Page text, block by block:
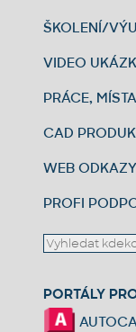
ŠKOLENÍ/
VIDEO
PRÁCE, MÍSTA
CAD
WEB ODKAZY
PROFI
PORTÁLY